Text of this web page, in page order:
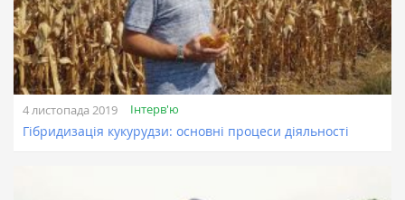
4 листопада 2019 Інтерв'ю
Гібридизація кукурудзи: основні процеси діяльності